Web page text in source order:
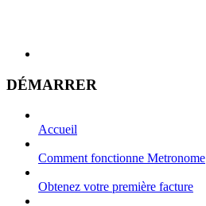
DÉMARRER
Accueil
Comment fonctionne Metronome
Obtenez votre première facture